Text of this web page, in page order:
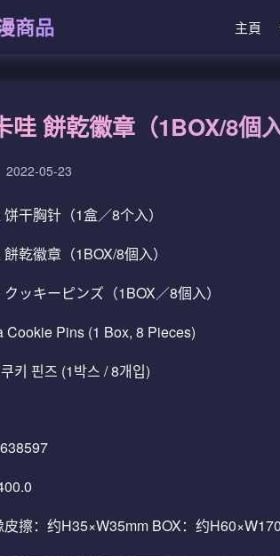
商品 主頁
哇 餅乾徽章（1BOX/8個
2022-05-23
干胸针（1盒／8个入）
乾徽章（1BOX/8個入）
ッキーピンズ（1BOX／8個入）
Cookie Pins (1 Box, 8 Pieces)
키 핀즈 (1박스 / 8개입)
皮擦：约H35×W35mm BOX：约